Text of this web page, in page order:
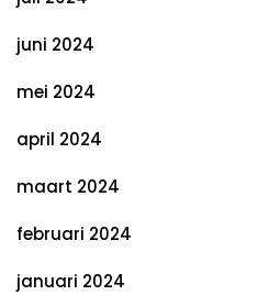
juni 2024
mei 2024
april 2024
maart 2024
februari 2024
januari 2024